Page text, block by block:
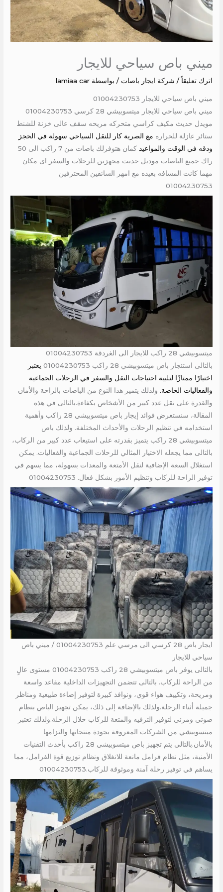
ميني باص سياحي للايجار
اترك تعليقاً / شركة ايجار باصات / بواسطة lamiaa car
ميني باص سياحي للايجار 01004230753
ميني باص سياحي للايجار ميتسوبيشي 28 كرسي 01004230753
مويدل حديث مكيف كراسي متحركه مريحه سقف عالى خزنة للشنط
ستائر عازلة للحراره مع الصرية كار للنقل السياحي سهولة في الحجز
ودقه في الوقت والمواعيد
كمان هتوفرلك باصات من 7 راكب الى 50
راك جميع الباصات موديل حديث مجهزين للرحلات والسفر اى مكان
مهما كانت المسافه بعيده مع امهر السائقين المحترفين
01004230753
ميتسوبيشي 28 راكب للايجار الى الغردقة 01004230753
بالتالى استئجار باص ميتسوبيشي 28 راكب 01004230753
يعتبر
اختيارًا ممتازًا لتلبية احتياجات النقل والسفر في الرحلات الجماعية
والفعاليات الخاصة. ولذلك يتميز هذا النوع من الباصات بالراحة والأمان
والقدرة على نقل عدد كبير من الأشخاص بكفاءة.بالتالى في هذه
المقالة، سنستعرض فوائد إيجار باص ميتسوبيشي 28 راكب وأهمية
استخدامه في تنظيم الرحلات والأحداث المختلفة. ولذلك باص
ميتسوبيشي 28 راكب يتميز بقدرته على استيعاب عدد كبير من الركاب،
بالتالى مما يجعله الاختيار المثالي للرحلات الجماعية والفعاليات. يمكن
استغلال السعة الإضافية لنقل الأمتعة والمعدات بسهولة، مما يسهم في
توفير الراحة للركاب وتنظيم الأمور بشكل فعال. 01004230753
ايجار باص 28 كرسي الى مرسي علم 01004230753 / ميني باص
سياحي للايجار
بالتالى يوفر باص ميتسوبيشي 28 راكب 01004230753 مستوى عالٍ
من الراحة للركاب. بالتالى تتضمن التجهيزات الداخلية مقاعد واسعة
ومريحة، وتكييف هواء قوي، ونوافذ كبيرة لتوفير إضاءة طبيعية ومناظر
جميلة أثناء الرحلة.ولذلك بالإضافة إلى ذلك، يمكن تجهيز الباص بنظام
صوتي ومرئي لتوفير الترفيه والمتعة للركاب خلال الرحلة.ولذلك تعتبر
ميتسوبيشي من الشركات المعروفة بجودة منتجاتها والتزامها
بالأمان.بالتالى يتم تجهيز باص ميتسوبيشي 28 راكب بأحدث التقنيات
الأمنية، مثل نظام فرامل مانعة للانغلاق ونظام توزيع قوة الفرامل، مما
يساهم في توفير رحلة آمنة وموثوقة للركاب.01004230753